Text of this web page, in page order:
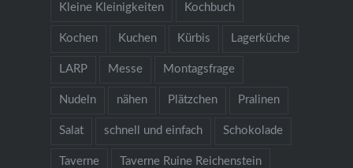
Kleine Kleinigkeiten Kochbuch
Kochen Kuchen Kürbis Lagerküche
LARP Messe Montagsfrage
Nudeln nähen Plätzchen Pralinen
Salat schnell und einfach Schokolade
Taverne Taverne Ruine Reichenstein